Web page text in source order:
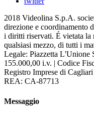
2018 Videolina S.p.A.
direzione e coordinamento
i diritti riservati. É vietata la
qualsiasi mezzo, di tutti i
Legale: Piazzetta L'Unione
155.000,00 i.v. | Codice
Registro Imprese di
REA: CA-87713
Messaggio